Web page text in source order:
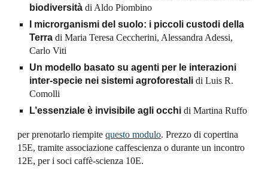
biodiversità di Aldo Piombino
I microrganismi del suolo: i piccoli custodi della
Terra di Maria Teresa Ceccherini, Alessandra Adessi,
Carlo Viti
Un modello basato su agenti per le interazioni
inter-specie nei sistemiagroforestali di Luis R.
Comolli
L’essenziale è invisibile agli occhi di Martina Ruffo
per prenotarlo riempitequesto modulo. Prezzo di copertina
15E, tramite associazione caffescienza o durante un incontro
12E, per i soci caffè-scienza 10E.